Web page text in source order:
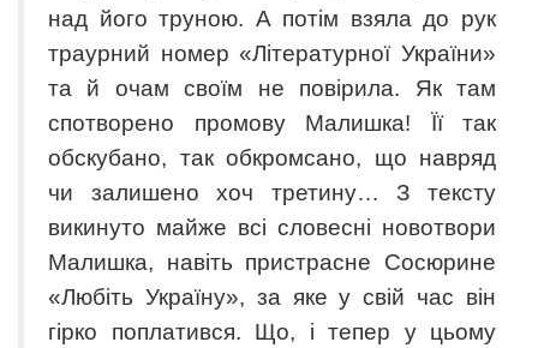
над його труною. А потім взяла до рук
траурний номер «Літературної України»
та й очам своїм не повірила. Як там
спотворено промову Малишка! Її так
обскубано, так обкромсано, що навряд
чи залишено хоч третину… З тексту
викинуто майже всі словесні новотвори
Малишка, навіть пристрасне Сосюрине
«Любіть Україну», за яке у свій час він
гірко поплатився. Що, і тепер у цьому